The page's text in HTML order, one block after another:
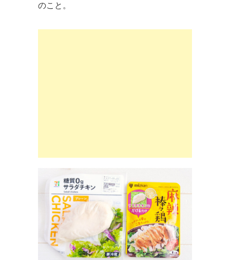
のこと。